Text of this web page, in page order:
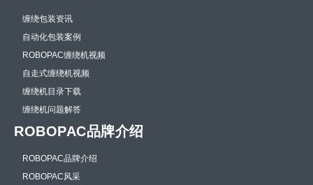
缠绕包装资讯
自动化包装案例
ROBOPAC缠绕机视频
自走式缠绕机视频
缠绕机目录下载
缠绕机问题解答
ROBOPAC品牌介绍
ROBOPAC品牌介绍
ROBOPAC风采